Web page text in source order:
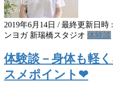
2019年6月14日 / 最終更新日時 :
ンヨガ 新瑞橋スタジオ 体験談
体験談－身体も軽
スメポイント❤